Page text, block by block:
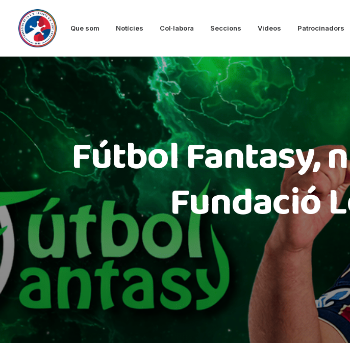
Que som Notícies Col·labora Seccions Videos Patrocinadors
Fútbol Fantasy,
Fundació